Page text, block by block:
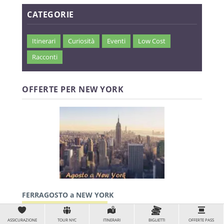
CATEGORIE
Itinerari Curiosità Eventi
Low Cost
Racconti
OFFERTE PER NEW YORK
FERRAGOSTO a NEW YORK
Volo + 6 notti € 1.350 pp
ASSICURAZIONE TOUR NYC ITINERARI BIGLIETTI OFFERTE PASS